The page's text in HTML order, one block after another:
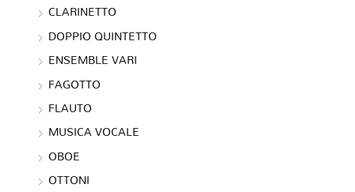
CLARINETTO
DOPPIO QUINTETTO
ENSEMBLE VARI
FAGOTTO
FLAUTO
MUSICA VOCALE
OBOE
OTTONI